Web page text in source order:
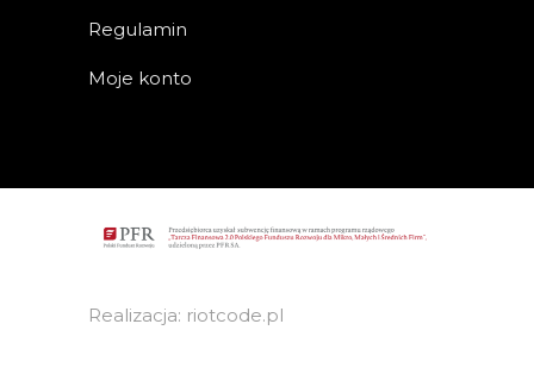
Regulamin
Moje konto
Realizacja: riotcode.pl